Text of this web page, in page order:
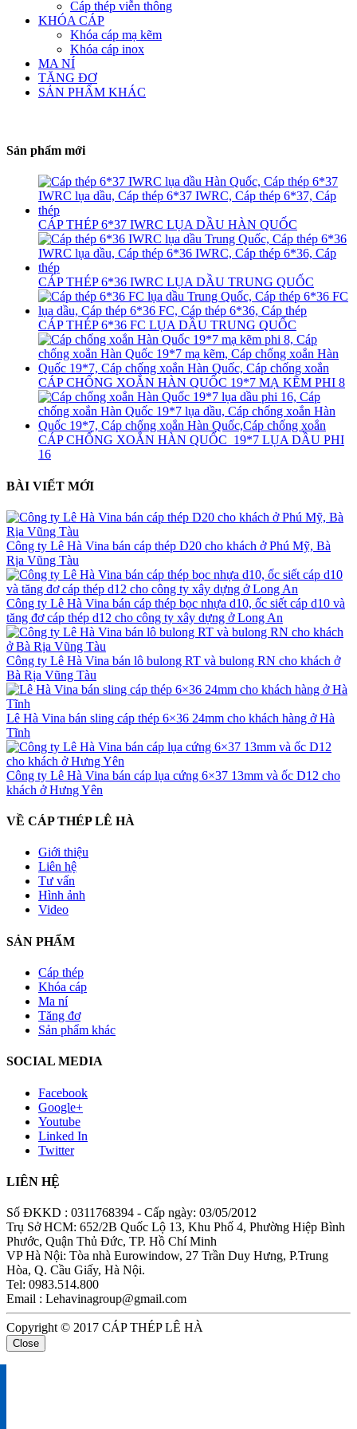
Cáp thép viễn thông
KHÓA CÁP
Khóa cáp mạ kẽm
Khóa cáp inox
MA NÍ
TĂNG ĐƠ
SẢN PHẨM KHÁC
Sản phẩm mới
CÁP THÉP 6*37 IWRC LỤA DẦU HÀN QUỐC
CÁP THÉP 6*36 IWRC LỤA DẦU TRUNG QUỐC
CÁP THÉP 6*36 FC LỤA DẦU TRUNG QUỐC
CÁP CHỐNG XOẮN HÀN QUỐC 19*7 MẠ KẼM PHI 8
CÁP CHỐNG XOẮN HÀN QUỐC 19*7 LỤA DẦU PHI
16
BÀI VIẾT MỚI
Công ty Lê Hà Vina bán cáp thép D20 cho khách ở Phú Mỹ, Bà
Rịa Vũng Tàu
Công ty Lê Hà Vina bán cáp thép bọc nhựa d10, ốc siết cáp d10 và
tăng đơ cáp thép d12 cho công ty xây dựng ở Long An
Công ty Lê Hà Vina bán lô bulong RT và bulong RN cho khách ở
Bà Rịa Vũng Tàu
Lê Hà Vina bán sling cáp thép 6×36 24mm cho khách hàng ở Hà
Tĩnh
Công ty Lê Hà Vina bán cáp lụa cứng 6×37 13mm và ốc D12 cho
khách ở Hưng Yên
VỀ CÁP THÉP LÊ HÀ
Giới thiệu
Liên hệ
Tư vấn
Hình ảnh
Video
SẢN PHẨM
Cáp thép
Khóa cáp
Ma ní
Tăng đơ
Sản phẩm khác
SOCIAL MEDIA
Facebook
Google+
Youtube
Linked In
Twitter
LIÊN HỆ
Số ĐKKD : 0311768394 - Cấp ngày: 03/05/2012
Trụ Sở HCM: 652/2B Quốc Lộ 13, Khu Phố 4, Phường Hiệp Bình
Phước, Quận Thủ Đức, TP. Hồ Chí Minh
VP Hà Nội: Tòa nhà Eurowindow, 27 Trần Duy Hưng, P.Trung
Hòa, Q. Cầu Giấy, Hà Nội.
Tel: 0983.514.800
Email : Lehavinagroup@gmail.com
Copyright © 2017 CÁP THÉP LÊ HÀ
Close